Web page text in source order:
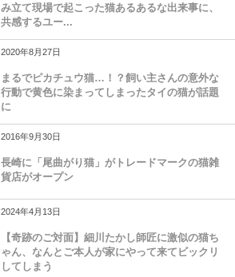
み立て現場で起こった猫あるあるな出来事に、
共感するユー...
2020年8月27日
まるでピカチュウ猫…！？飼い主さんの意外な
行動で黄色に染まってしまったタイの猫が話題
に
2016年9月30日
長崎に「尾曲がり猫」がトレードマークの猫雑
貨店がオープン
2024年4月13日
【奇跡のご対面】細川たかし師匠に激似の猫ち
ゃん、なんとご本人が家にやって来てビックリ
してしまう